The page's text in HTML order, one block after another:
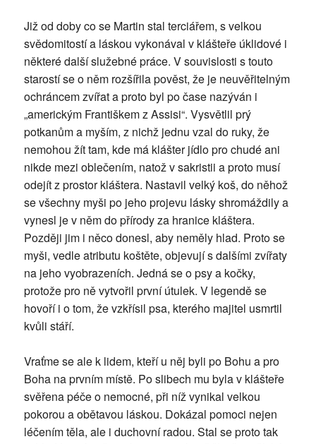
Již od doby co se Martin stal terciářem, s velkou
svědomitostí a láskou vykonával v klášteře úklidové i
některé další služebné práce. V souvislosti s touto
starostí se o něm rozšířila pověst, že je neuvěřitelným
ochráncem zvířat a proto byl po čase nazýván i
„americkým Františkem z Assisi“. Vysvětlil prý
potkanům a myším, z nichž jednu vzal do ruky, že
nemohou žít tam, kde má klášter jídlo pro chudé ani
nikde mezi oblečením, natož v sakristii a proto musí
odejít z prostor kláštera. Nastavil velký koš, do něhož
se všechny myši po jeho projevu lásky shromáždily a
vynesl je v něm do přírody za hranice kláštera.
Později jim i něco donesl, aby neměly hlad. Proto se
myši, vedle atributu koštěte, objevují s dalšími zvířaty
na jeho vyobrazeních. Jedná se o psy a kočky,
protože pro ně vytvořil první útulek. V legendě se
hovoří i o tom, že vzkřísil psa, kterého majitel usmrtil
kvůli stáří.
Vraťme se ale k lidem, kteří u něj byli po Bohu a pro
Boha na prvním místě. Po slibech mu byla v klášteře
svěřena péče o nemocné, při níž vynikal velkou
pokorou a obětavou láskou. Dokázal pomoci nejen
léčením těla, ale i duchovní radou. Stal se proto tak